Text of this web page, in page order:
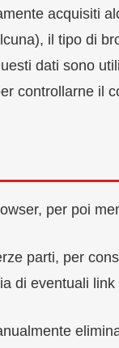
acquisiti
il tipo di
dati sono
controllarne il
per poi
parti, per
di eventuali link